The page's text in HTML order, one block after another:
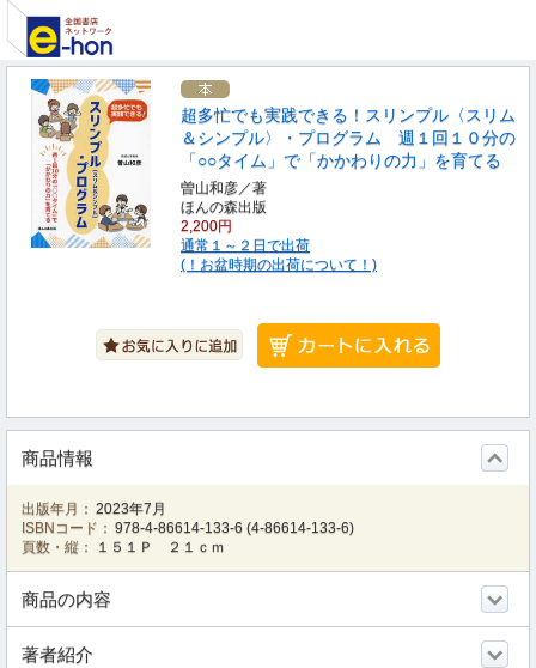
超多忙でも実践できる！スリンプル〈スリム
＆シンプル〉・プログラム 週１回１０分の
「○○タイム」で「かかわりの力」を育てる
曽山和彦／著
ほんの森出版
2,200円
通常１～２日で出荷
(！お盆時期の出荷について！)
商品情報
出版年月： 2023年7月
ISBNコード： 978-4-86614-133-6 (4-86614-133-6)
頁数・縦：
１５１Ｐ ２１ｃｍ
商品の内容
著者紹介